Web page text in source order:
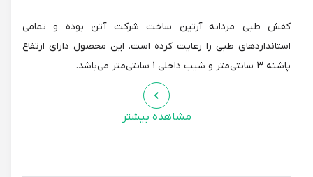
کفش طبی مردانه آرتین ساخت شرکت آتن بوده و تمامی
استانداردهای طبی را رعایت کرده است. این محصول دارای ارتفاع
پاشنه ۳ سانتی‌متر و شیب داخلی ۱ سانتی‌متر می‌باشد.
مشاهده بیشتر